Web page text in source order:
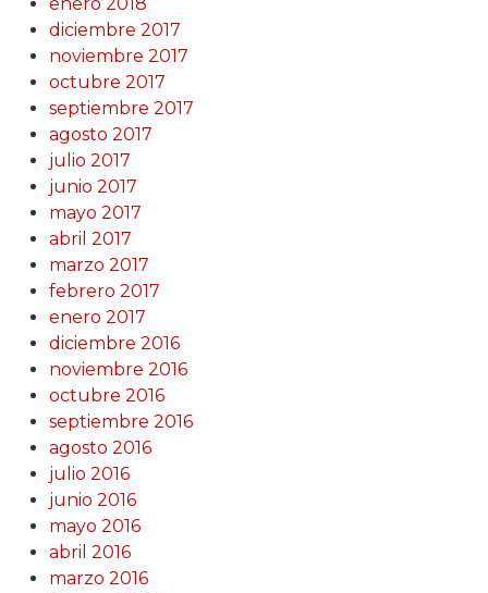
enero 2018
diciembre 2017
noviembre 2017
octubre 2017
septiembre 2017
agosto 2017
julio 2017
junio 2017
mayo 2017
abril 2017
marzo 2017
febrero 2017
enero 2017
diciembre 2016
noviembre 2016
octubre 2016
septiembre 2016
agosto 2016
julio 2016
junio 2016
mayo 2016
abril 2016
marzo 2016